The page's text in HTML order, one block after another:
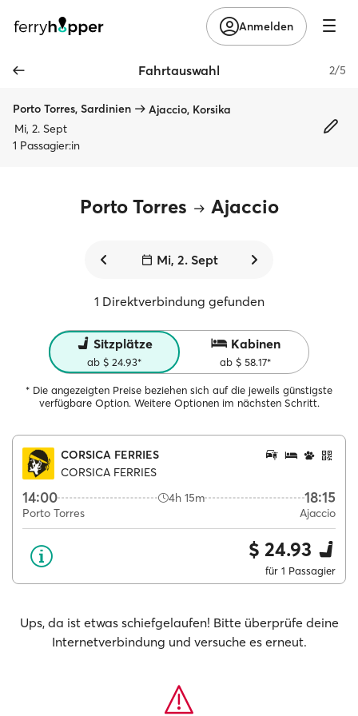
Anmelden
Fahrtauswahl 2/5
Porto Torres, Sardinien
Ajaccio, Korsika
Mi, 2. Sept
1 Passagier:in
Porto Torres Ajaccio
Mi, 2. Sept
1 Direktverbindung gefunden
Sitzplätze
ab $ 24.93*
Kabinen
ab $ 58.17*
* Die angezeigten Preise beziehen sich auf die jeweils günstigste
verfügbare Option. Weitere Optionen im nächsten Schritt.
CORSICA FERRIES
CORSICA FERRIES
14:00 4h 15m 18:15
Porto Torres Ajaccio
$ 24.93
für 1 Passagier
Ups, da ist etwas schiefgelaufen! Bitte überprüfe deine
Internetverbindung und versuche es erneut.